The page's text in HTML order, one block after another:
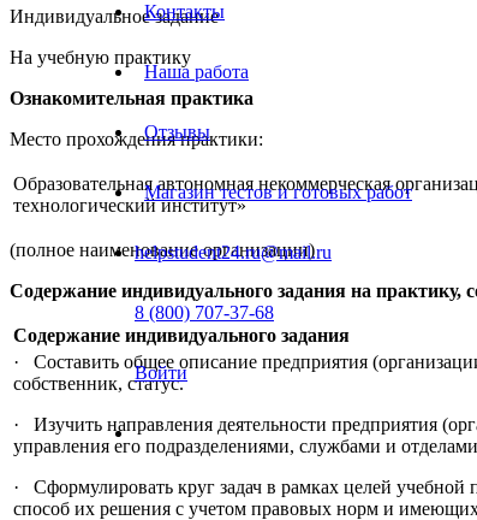
Контакты
Наша работа
Отзывы
Магазин тестов и готовых работ
helpstudent24.ru@mail.ru
8 (800) 707-37-68
Войти
Индивидуальное задание
На учебную практику
Ознакомительная практика
Место прохождения практики:
Образовательная автономная некоммерческая
технологический институт»
(полное наименование организации)
Содержание индивидуального задания на практику,
Содержание индивидуального задания
· Составить общее описание предприятия
собственник, статус.
· Изучить направления деятельности предприятия
управления его подразделениями, службами и
· Сформулировать круг задач в рамках целей
способ их решения с учетом правовых норм и